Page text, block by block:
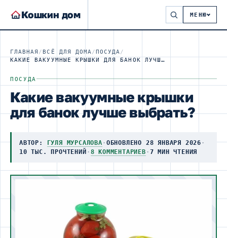
Кошкин дом МЕНЮ
ГЛАВНАЯ / ВСЁ ДЛЯ ДОМА /ПОСУДА /
КАКИЕ ВАКУУМНЫЕ КРЫШКИ ДЛЯ БАНОК ЛУЧШЕ ВЫБРАТЬ?
ПОСУДА
Какие вакуумные крышки
для банок лучше выбрать?
АВТОР: ГУЛЯ МУРСАЛОВА · ОБНОВЛЕНО 28 ЯНВАРЯ 2026 ·
10 ТЫС. ПРОЧТЕНИЙ · 8 КОММЕНТАРИЕВ · 7 МИН ЧТЕНИЯ